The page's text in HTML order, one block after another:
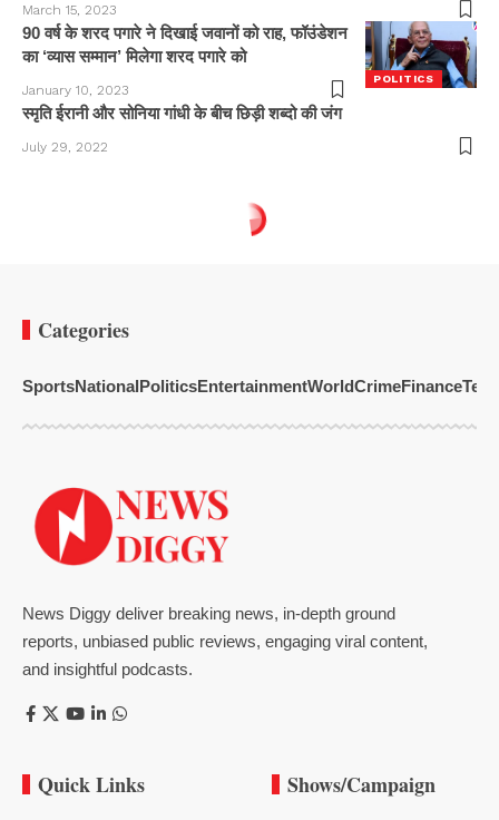
March 15, 2023
POLITICS
90 वर्ष के शरद पगारे ने दिखाई जवानों को राह, फॉउंडेशन
का ‘व्यास सम्मान’ मिलेगा शरद पगारे को
January 10, 2023
स्मृति ईरानी और सोनिया गांधी के बीच छिड़ी शब्दो की जंग
July 29, 2022
Categories
SportsNationalPoliticsEntertainmentWorldCrimeFinance
News Diggy deliver breaking news, in-depth ground
reports, unbiased public reviews, engaging viral content,
and insightful podcasts.
Quick Links Shows/Campaign